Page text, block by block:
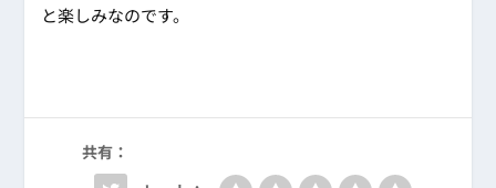
と楽しみなのです。
共有：